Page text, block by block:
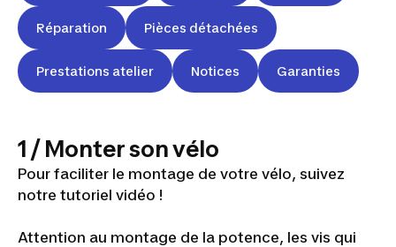
Réparation Pièces détachées
Prestations atelier Notices Garanties
1 / Monter son vélo
Pour faciliter le montage de votre vélo, suivez
notre tutoriel vidéo !
Attention au montage de la potence, les vis qui